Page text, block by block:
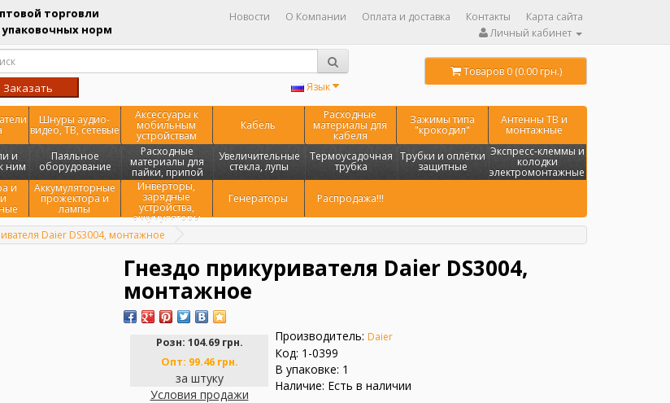
торговли
упаковочных норм
Новости О Компании Оплата и доставка Контакты
Карта сайта
Личный кабинет
Заказать
звонок
Язык
Товаров 0 (0.00 грн.)
Шнуры аудио-
видео, ТВ, сетевые
Аксессуары к
мобильным
устройствам
Кабель
Расходные
материалы для
кабеля
Зажимы типа
"крокодил"
Антенны ТВ и
монтажные
и
ним
Паяльное
оборудование
Расходные
материалы для
пайки, припой
Увеличительные
стекла, лупы
Термоусадочная
трубка
Трубки и оплётки
защитные
Экспресс-клеммы и
колодки
электромонтажные
и Аккумуляторные
прожектора и
лампы
Инверторы,
зарядные
устройства,
аккумуляторы
Генераторы Распродажа!!!
Daier DS3004, монтажное
Гнездо прикуривателя Daier DS3004,
монтажное
Розн: 104.69 грн.
Опт: 99.46 грн.
за штуку
Условия продажи
Производитель: Daier
Код: 1-0399
В упаковке: 1
Наличие: Есть в наличии